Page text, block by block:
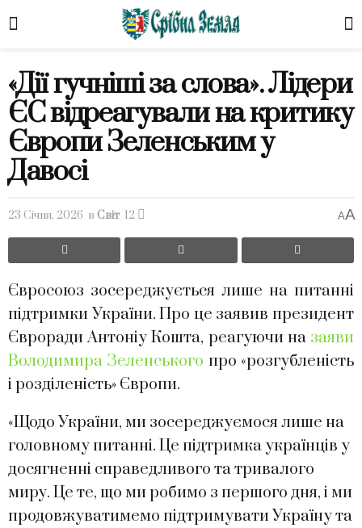
«Дії гучніші за слова». Лідери
ЄС відреагували на критику
Європи Зеленським у
Давосі
23 Січня, 2026 в Світ 12 AA
Євросоюз зосереджується лише на питанні
підтримки України. Про це заявив президент
Євроради Антоніу Кошта, реагуючи на заяви
Володимира Зеленського про «розгубленість
і розділеність» Європи.
«Щодо України, ми зосереджуємося лише на
головному питанні. Це підтримка українців у
досягненні справедливого та тривалого
миру. Це те, що ми робимо з першого дня, і ми
продовжуватимемо підтримувати Україну та